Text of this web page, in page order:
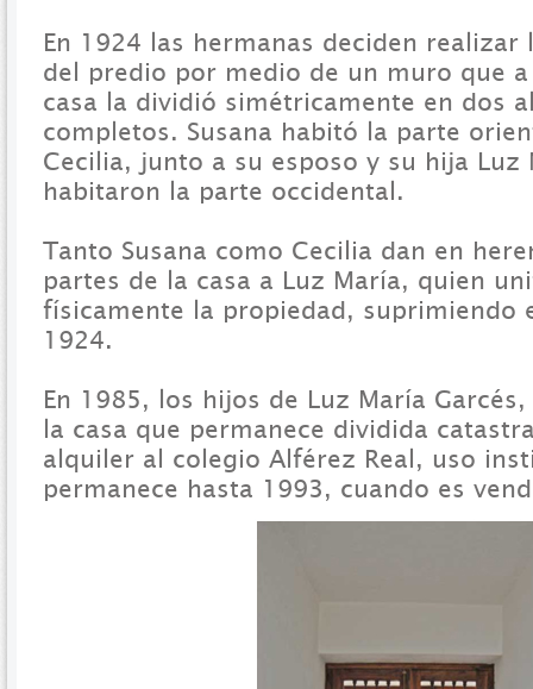
En 1924 las hermanas deciden
del predio por medio de un muro que
casa la dividió simétricamente en dos
completos. Susana habitó la parte
Cecilia, junto a su esposo y su hija Luz
habitaron la parte occidental.
Tanto Susana como Cecilia dan en
partes de la casa a Luz María, quien
físicamente la propiedad, suprimiendo
1924.
En 1985, los hijos de Luz María
la casa que permanece dividida
alquiler al colegio Alférez Real, uso
permanece hasta 1993, cuando es